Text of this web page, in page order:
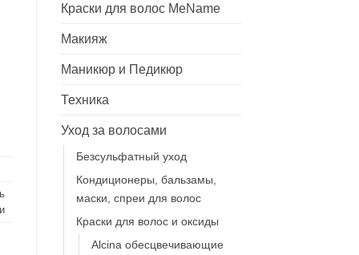
краситель для волос 4.41, 60мл
Краски для волос MeName
Макияж
Маникюр и Педикюр
Техника
Уход за волосами
Безсульфатный уход
Кондиционеры, бальзамы,
маски, спреи для волос
Краски для волос и оксиды
Alcina обесцвечивающие